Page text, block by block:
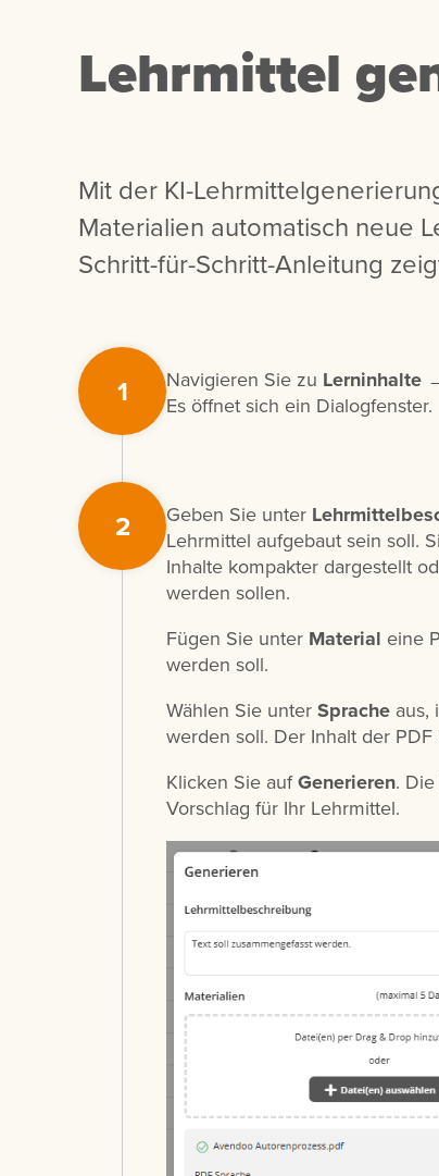
Lehrmittel
Mit der KI-
Materialien automatisch neue
Schritt-für-Schritt-Anleitung
1 Navigieren Sie zu Lerninhalte
Es öffnet sich ein Dialogfenster.
2 Geben Sie unter
Lehrmittel aufgebaut sein soll.
Inhalte kompakter dargestellt
werden sollen.
Fügen Sie unter Material eine
werden soll.
Wählen Sie unter Sprache aus,
werden soll. Der Inhalt der
Klicken Sie aufGenerieren.
Vorschlag für Ihr Lehrmittel.